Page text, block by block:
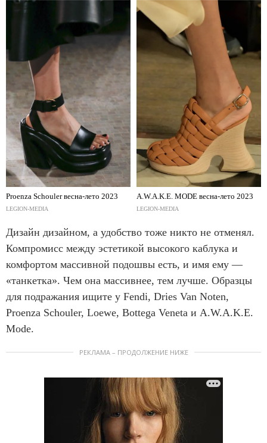
Proenza Schouler весна-лето 2023
LEGION-MEDIA
A.W.A.K.E. MODE весна-лето 2023
LEGION-MEDIA
Дизайн дизайном, а удобство тоже никто не отменял.
Компромисс между эстетикой высокого каблука и
комфортом массивной подошвы есть, и имя ему —
«танкетка». Чем она массивнее, тем лучше. Образцы
для подражания ищите у Fendi, Dries Van Noten,
Proenza Schouler, Loewe, Bottega Veneta и A.W.A.K.E.
Mode.
РЕКЛАМА – ПРОДОЛЖЕНИЕ НИЖЕ